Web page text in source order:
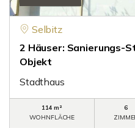
Selbitz
2 Häuser: Sanierungs-
Objekt
Stadthaus
114 m²
WOHNFLÄCHE
6